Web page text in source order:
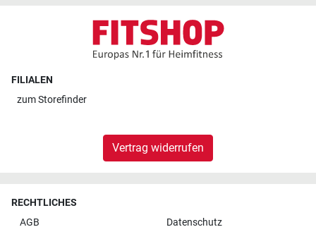
FILIALEN
zumStorefinder
Vertrag widerrufen
RECHTLICHES
AGB
Datenschutz